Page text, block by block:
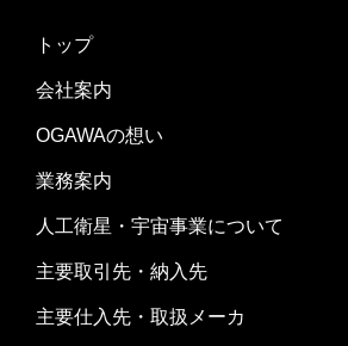
トップ
会社案内
OGAWAの想い
業務案内
人工衛星・宇宙事業について
主要取引先・納入先
主要仕入先・取扱メーカ